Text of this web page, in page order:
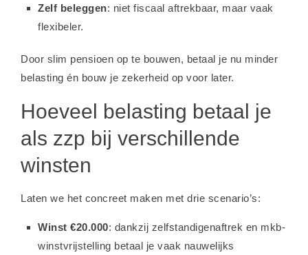
Zelf beleggen: niet fiscaal aftrekbaar, maar vaak
flexibeler.
Door slim pensioen op te bouwen, betaal je nu minder
belasting én bouw je zekerheid op voor later.
Hoeveel belasting betaal je
als zzp bij verschillende
winsten
Laten we het concreet maken met drie scenario’s:
Winst €20.000: dankzij zelfstandigenaftrek en mkb-
winstvrijstelling betaal je vaak nauwelijks